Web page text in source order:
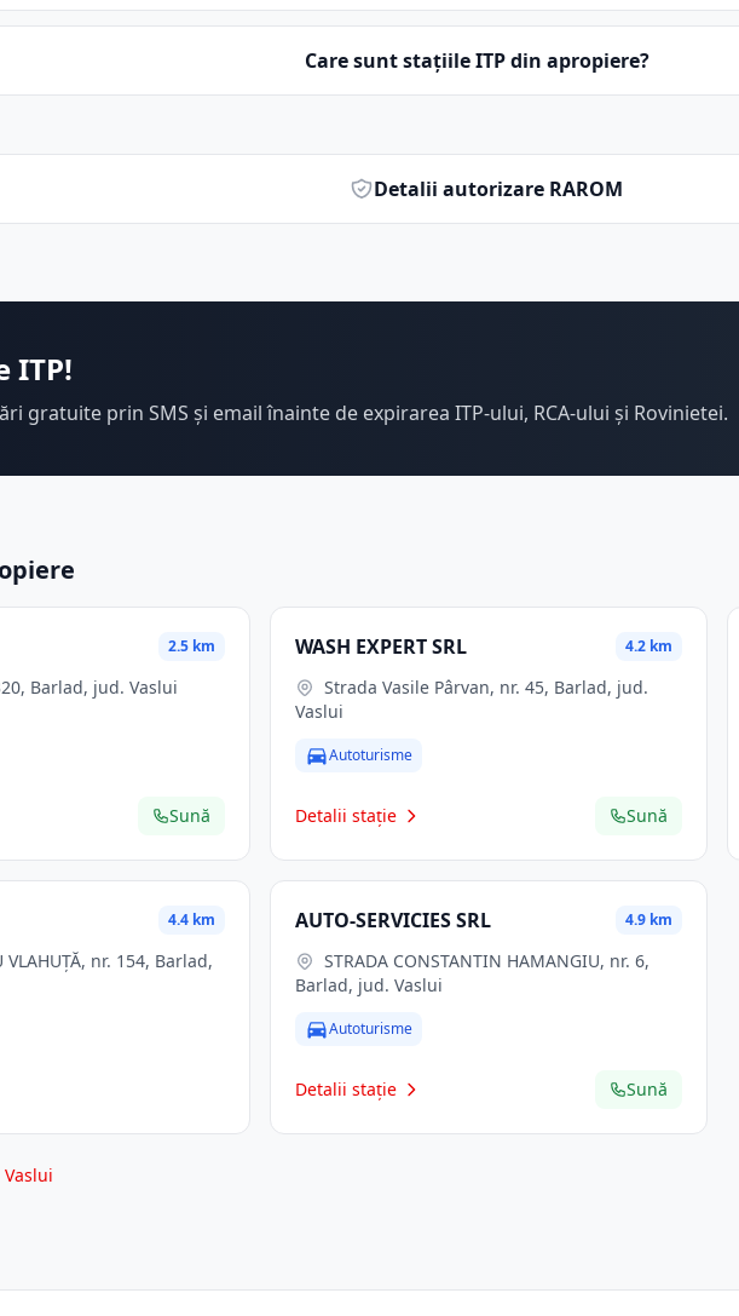
Care sunt stațiile ITP din apropiere?
Detalii autorizare RAROM
ITP!
gratuite prin SMS și email înainte de expirarea ITP-ului, RCA-ului și Rovinietei.
2.5 km
Barlad, jud. Vaslui
Sună
WASH EXPERT SRL 4.2 km
Vaslui
Autoturisme
Detalii stație Sună
4.4 km AUTO-SERVICIES SRL 4.9 km
Barlad, jud. Vaslui
Autoturisme
Detalii stație Sună